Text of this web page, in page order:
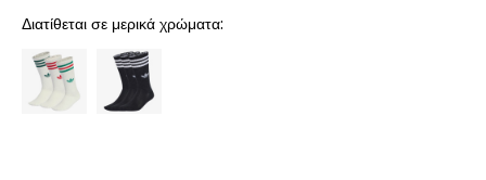
Διατίθεται σε μερικά χρώματα: